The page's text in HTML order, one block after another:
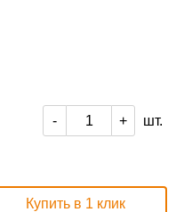
- + шт.
Купить в 1 клик